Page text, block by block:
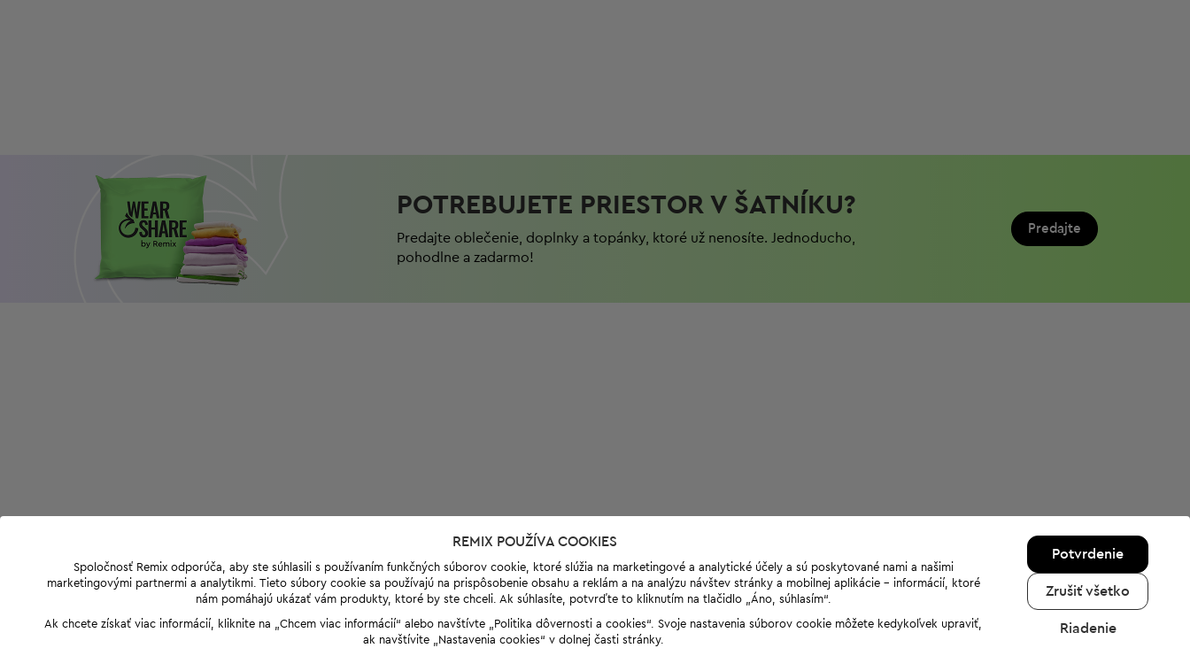
POTREBUJETE PRIESTOR V ŠATNÍKU?
Predajte oblečenie, doplnky a topánky, ktoré už nenosíte. Jednoduchо,
pohodlnе a zadarmo!
Predajte
REMIX POUŽÍVA COOKIES
Spoločnosť Remix odporúča, aby ste súhlasili s používaním funkčných súborov cookie, ktoré slúžia na marketingové a analytické účely a sú poskytované nami a našimi
marketingovými partnermi a analytikmi. Tieto súbory cookie sa používajú na prispôsobenie obsahu a reklám a na analýzu návštev stránky a mobilnej aplikácie - informácií, ktoré
nám pomáhajú ukázať vám produkty, ktoré by ste chceli. Ak súhlasíte, potvrďte to kliknutím na tlačidlo „Áno, súhlasím“.
Ak chcete získať viac informácií, kliknite na „Chcem viac informácií“ alebo navštívte „Politika dôvernosti a cookies“. Svoje nastavenia súborov cookie môžete kedykoľvek upraviť,
ak navštívite „Nastavenia cookies“ v dolnej časti stránky.
Potvrdenie
Zrušiť všetko
Riadenie